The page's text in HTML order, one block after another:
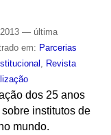
— última
em: Parcerias
Revista
dos 25 anos
institutos de
mundo.